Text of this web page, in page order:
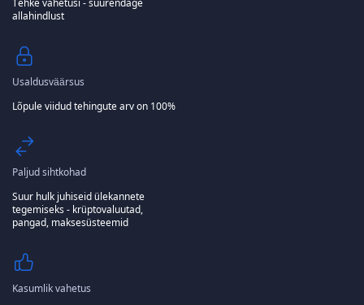
Tehke vahetusi - suurendage
allahindlust
Usaldusväärsus
Lõpule viidud tehingute arv on 100%
Paljud sihtkohad
Suur hulk juhiseid ülekannete
tegemiseks - krüptovaluutad,
pangad, maksesüsteemid
Kasumlik vahetus